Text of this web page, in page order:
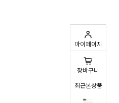
마이페이지
0
장바구니
최근본상품